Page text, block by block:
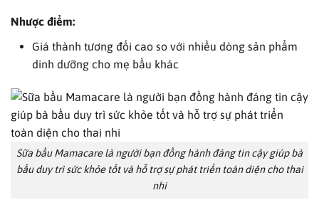
Nhược điểm:
Giá thành tương đối cao so với nhiều dòng sản phẩm
dinh dưỡng cho mẹ bầu khác
Sữa bầu Mamacare là người bạn đồng hành đáng tin cậy giúp bà
bầu duy trì sức khỏe tốt và hỗ trợ sự phát triển toàn diện cho thai
nhi